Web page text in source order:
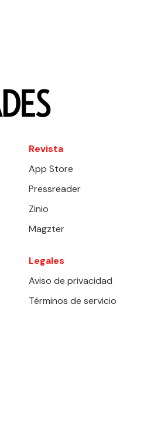
Revista
App Store
Pressreader
Zinio
Magzter
Legales
Aviso de privacidad
Términos de servicio